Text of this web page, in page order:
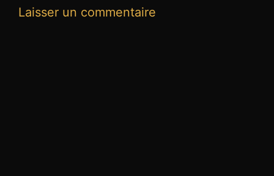
Laisser un commentaire